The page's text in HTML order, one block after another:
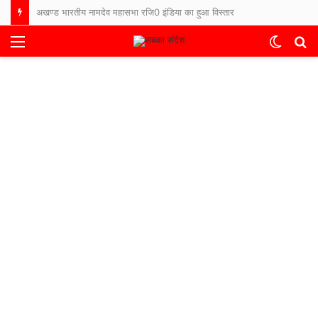
अखण्ड भारतीय नामदेव महासभा रजि0 इंडिया का हुआ विस्तार
Menu
Switch